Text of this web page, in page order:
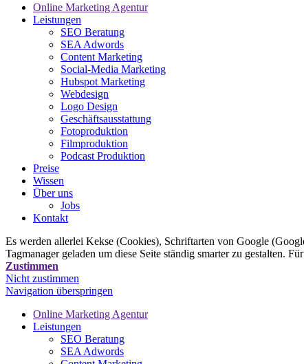
Online Marketing Agentur
Leistungen
SEO Beratung
SEA Adwords
Content Marketing
Social-Media Marketing
Hubspot Marketing
Webdesign
Logo Design
Geschäftsausstattung
Fotoproduktion
Filmproduktion
Podcast Produktion
Preise
Wissen
Über uns
Jobs
Kontakt
Es werden allerlei Kekse (Cookies), Schriftarten von Google
Tagmanager geladen um diese Seite ständig smarter zu gestalten.
Zustimmen
Nicht zustimmen
Navigation überspringen
Online Marketing Agentur
Leistungen
SEO Beratung
SEA Adwords